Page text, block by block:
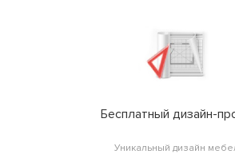
Бесплатный дизайн-
Уникальный дизайн